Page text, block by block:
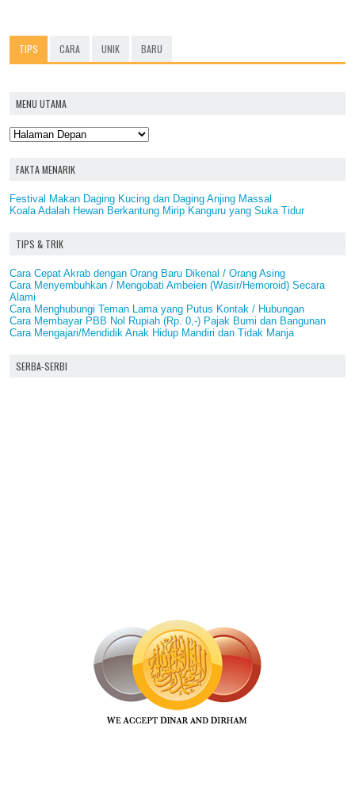
TIPS CARA UNIK BARU
MENU UTAMA
FAKTA MENARIK
Festival Makan Daging Kucing dan Daging Anjing Massal
Koala Adalah Hewan Berkantung Mirip Kanguru yang Suka Tidur
TIPS & TRIK
Cara Cepat Akrab dengan Orang Baru Dikenal / Orang Asing
Cara Menyembuhkan / Mengobati Ambeien (Wasir/Hemoroid) Secara
Alami
Cara Menghubungi Teman Lama yang Putus Kontak / Hubungan
Cara Membayar PBB Nol Rupiah (Rp. 0,-) Pajak Bumi dan Bangunan
Cara Mengajari/Mendidik Anak Hidup Mandiri dan Tidak Manja
SERBA-SERBI